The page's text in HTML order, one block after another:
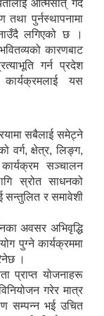
आत्मसात् गर्दै
तथा पुर्नस्थापनामा
लगिएको छ ।
कारणबाट
गर्न प्रदेश
यस
सबैलाई समेट्ने
वर्ग, क्षेत्र, लिङ्ग,
सञ्चालन
स्रोत साधनको
सन्तुलित र समावेशी
अवसर अभिवृद्धि
पुग्ने कार्यक्रममा
।
प्राप्त योजनाहरू
गरेर मात्र
सम्पन्न भई उचित